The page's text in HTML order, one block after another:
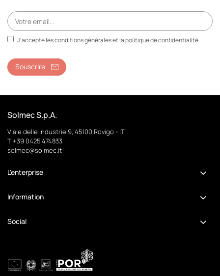
J'accepte les conditions générales et lapolitique de confidentialité
Souscrire
Solmec S.p.A.
Viale delle Industrie 9, 45100 Rovigo - IT
T +39 0425 474833
solmec@solmec.it
L'enterprise
Information
Social